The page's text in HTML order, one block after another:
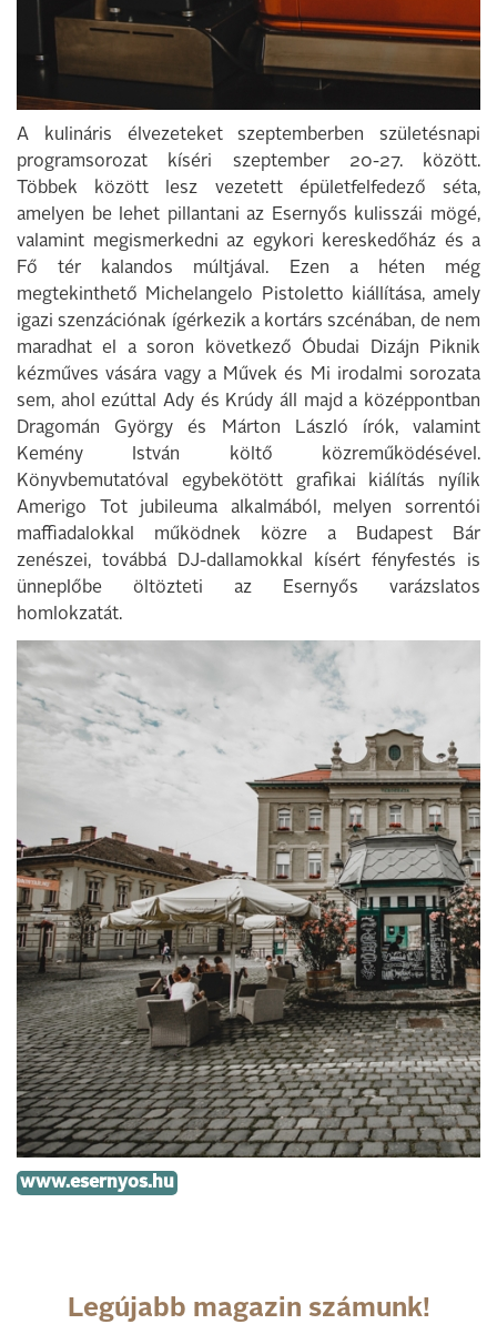
A kulináris élvezeteket szeptemberben születésnapi
programsorozat kíséri szeptember 20-27. között.
Többek között lesz vezetett épületfelfedező séta,
amelyen be lehet pillantani az Esernyős kulisszái mögé,
valamint megismerkedni az egykori kereskedőház és a
Fő tér kalandos múltjával. Ezen a héten még
megtekinthető Michelangelo Pistoletto kiállítása, amely
igazi szenzációnak ígérkezik a kortárs szcénában, de nem
maradhat el a soron következő Óbudai Dizájn Piknik
kézműves vására vagy a Művek és Mi irodalmi sorozata
sem, ahol ezúttal Ady és Krúdy áll majd a középpontban
Dragomán György és Márton László írók, valamint
Kemény István költő közreműködésével.
Könyvbemutatóval egybekötött grafikai kiálítás nyílik
Amerigo Tot jubileuma alkalmából, melyen sorrentói
maffiadalokkal működnek közre a Budapest Bár
zenészei, továbbá DJ-dallamokkal kísért fényfestés is
ünneplőbe öltözteti az Esernyős varázslatos
homlokzatát.
www.esernyos.hu
Legújabb magazin számunk!